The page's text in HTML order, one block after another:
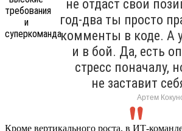
не отдаст свои
год-два ты просто
комменты в коде. А
и в бой. Да, есть
стресс поначалу,
не заставит
Артем
Кроме вертикального роста, в ИТ-